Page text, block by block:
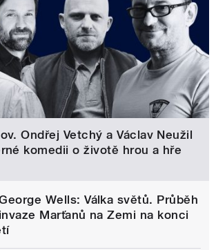
Ondřej Vetchý a Václav Neužil
komedii o životě hrou a hře
Wells: Válka světů. Průběh
Marťanů na Zemi na konci